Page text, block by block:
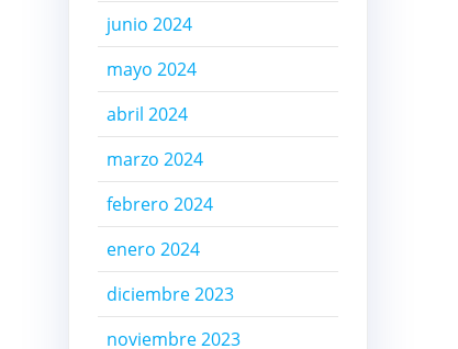
junio 2024
mayo 2024
abril 2024
marzo 2024
febrero 2024
enero 2024
diciembre 2023
noviembre 2023